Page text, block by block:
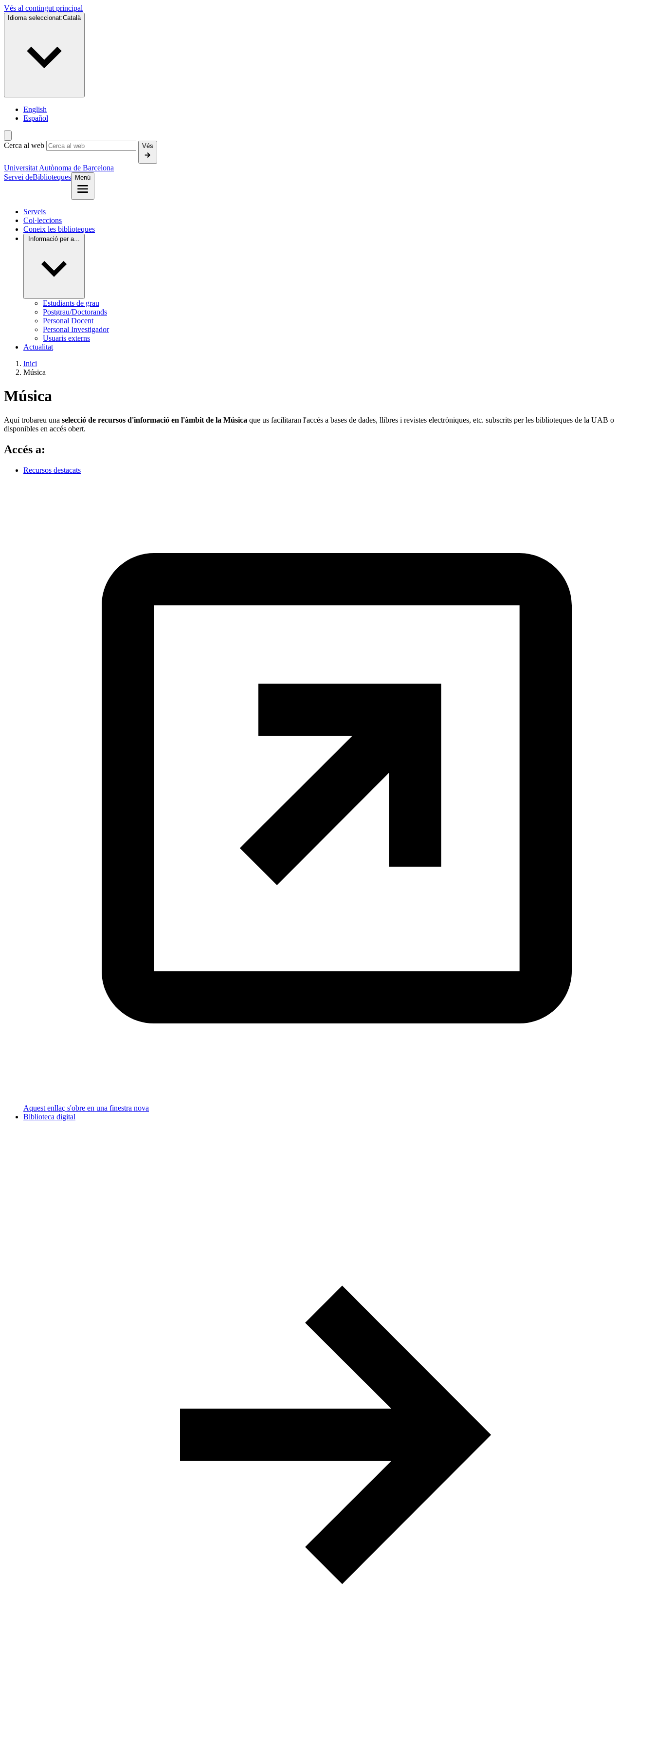
Vés al contingut principal
Idioma seleccionat:Català
English
Español
Cerca al web Vés
Universitat Autònoma de Barcelona
Servei deBiblioteques Menú
Serveis
Col·leccions
Coneix les biblioteques
Informació per a...
Estudiants de grau
Postgrau/Doctorands
Personal Docent
Personal Investigador
Usuaris externs
Actualitat
Inici
Música
Música
Aquí trobareu una selecció de recursos d'informació en l'àmbit de la Música que us facilitaran l'accés a bases de dades, llibres i revistes electròniques, etc. subscrits per les biblioteques de la UAB o
disponibles en accés obert.
Accés a:
Recursos destacats
Aquest enllaç s'obre en una finestra nova
Biblioteca digital